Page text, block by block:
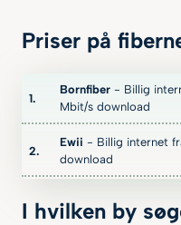
Priser på
Bornfiber - Billig
Mbit/s download
Ewii - Billig internet
download
I hvilken by